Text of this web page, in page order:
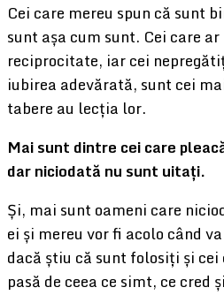
Cei care mereu spun că sunt
sunt așa cum sunt. Cei care
reciprocitate, iar cei
iubirea adevărată, sunt cei
tabere au lecția lor.
Mai sunt dintre cei care
dar niciodată nu sunt uitați.
Și, mai sunt oameni care
ei și mereu vor fi acolo când
dacă știu că sunt folosiți și
pasă de ceea ce simt, ce cred